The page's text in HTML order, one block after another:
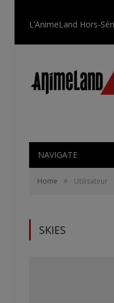
NAVIGATE
Home » Utilisateur
SKIES